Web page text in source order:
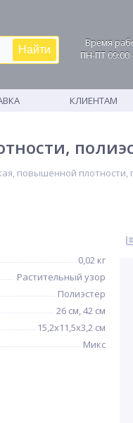
Найти
Время
ПН-ПТ 09:00
КЛИЕНТАМ
повышенной плотности,
0,02 кг
Растительный узор
Полиэстер
26 см, 42 см
15,2x11,5x3,2 см
Микс